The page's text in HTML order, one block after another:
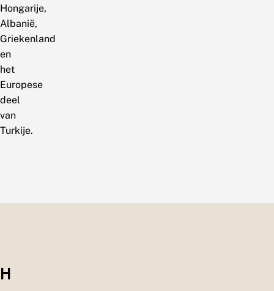
Hongarije,
Albanië,
Griekenland
en
het
Europese
deel
van
Turkije.
H